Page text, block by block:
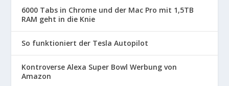
6000 Tabs in Chrome und der Mac Pro mit 1,5TB
RAM geht in die Knie
So funktioniert der Tesla Autopilot
Kontroverse Alexa Super Bowl Werbung von
Amazon